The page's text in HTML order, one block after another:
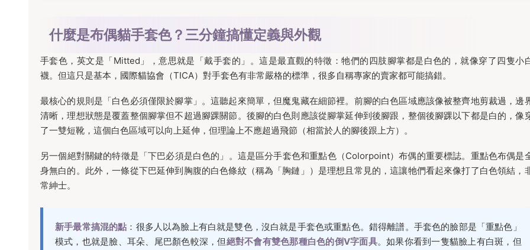
什麼是布偶貓手套色？三分鐘搞懂定義與外觀
手套色，英文是「Mitted」，意思就是「戴手套的」。這是最直觀的特徵：牠們的四肢腳掌都是白色的，就像穿了四隻小
襪。但這只是基本，國際貓協會（TICA）對手套色有非常嚴格的標準，很多自稱專家的賣家都可能搞錯。
最核心的規則是「白色必須僅限於腳掌」。這聽起來簡單，但魔鬼藏在細節裡。前腳的白色區域應該像被整齊地剪裁過，邊
清晰，理想狀態是覆蓋整個腳掌但不超過腳踝關節。後腳的白色則應該從腳掌延伸到後腳跟，整個後腳踝以下都是白的，像
了一雙短靴，這個白色區域可以向上延伸，但理論上不應超過飛節（相當於人的腳後跟上方）。
另一個絕對關鍵的特徵是「下巴必須是白色的」。這是區分手套色和重點色（Colorpoint）布偶的重要標誌。重點色布偶是
身無白的。此外，一條從下巴延伸到胸腹的白色條紋（稱為「胸鏈」）是理想且常見的，這讓牠們看起來像打了白色領結，
常紳士。
新手最常搞混的點 ：很多人以為臉上有白就是雙色，沒白就是手套色或重點色。錯得離譜。手套色的臉部是「重點色」
模式，也就是臉、耳朵、尾巴顏色較深，但絕對不會有雙色那種白色的倒V字面具。如果你看到一隻貓臉上有白斑，但